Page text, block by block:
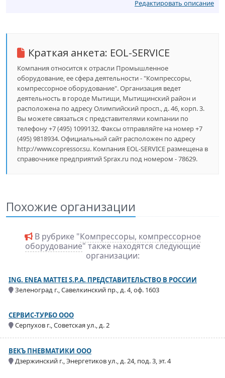
Редактировать описание
Краткая анкета: EOL-SERVICE
Компания относится к отрасли Промышленное
оборудование, ее сфера деятельности - "Компрессоры,
компрессорное оборудование". Организация ведет
деятельность в городе Мытищи, Мытищинский район и
расположена по адресу Олимпийский просп., д. 46, корп. 3.
Вы можете связаться с представителями компании по
телефону +7 (495) 1099132. Факсы отправляйте на номер +7
(495) 9818934. Официальный сайт расположен по адресу
http://www.copressor.su. Компания EOL-SERVICE размещена в
справочнике предприятий Sprax.ru под номером - 78629.
Похожие организации
В рубрике "Компрессоры, компрессорное
оборудование" также находятся следующие
организации:
ING. ENEA MATTEI S.P.A. ПРЕДСТАВИТЕЛЬСТВО В РОССИИ
Зеленоград г., Савелкинский пр., д. 4, оф. 1603
СЕРВИС-ТУРБО ООО
Серпухов г., Советская ул., д. 2
ВЕКЪ ПНЕВМАТИКИ ООО
Дзержинский г., Энергетиков ул., д. 24, под. 3, эт. 4